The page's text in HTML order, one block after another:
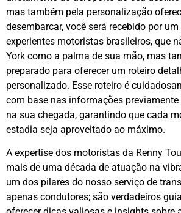
mas também pela personalização
desembarcar, você será recebido por
experientes motoristas brasileiros, que
York como a palma de sua mão, mas
preparado para oferecer um roteiro
personalizado. Esse roteiro é
com base nas informações
na sua chegada, garantindo que cada
estadia seja aproveitado ao máximo.
A expertise dos motoristas da Renny
mais de uma década de atuação na
um dos pilares do nosso serviço de
apenas condutores; são verdadeiros